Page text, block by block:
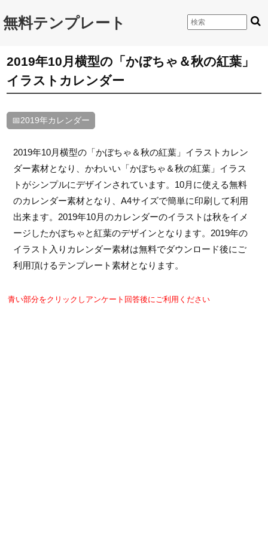
無料テンプレート
2019年10月横型の「かぼちゃ＆秋の紅葉」
イラストカレンダー
📅2019年カレンダー
2019年10月横型の「かぼちゃ＆秋の紅葉」イラストカレン
ダー素材となり、かわいい「かぼちゃ＆秋の紅葉」イラス
トがシンプルにデザインされています。10月に使える無料
のカレンダー素材となり、A4サイズで簡単に印刷して利用
出来ます。2019年10月のカレンダーのイラストは秋をイメ
ージしたかぼちゃと紅葉のデザインとなります。2019年の
イラスト入りカレンダー素材は無料でダウンロード後にご
利用頂けるテンプレート素材となります。
青い部分をクリックしアンケート回答後にご利用ください